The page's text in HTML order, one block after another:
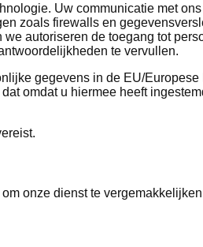
Uw communicatie met
zoals firewalls en
autoriseren de toegang tot
te vervullen.
gegevens in de EU/
omdat u hiermee heeft
onze dienst te